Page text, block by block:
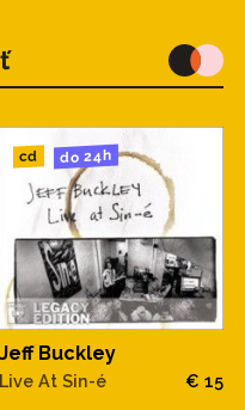
cd do 24h
Jeff Buckley
Live At Sin-é € 15